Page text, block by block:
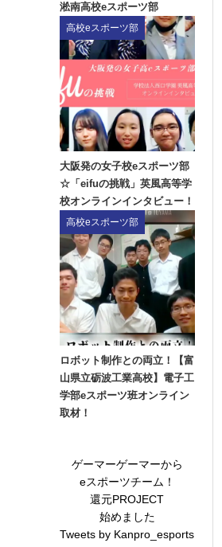
淞南高校eスポーツ部
高校eスポーツ部
大阪発の女子校eスポーツ部
☆「eifuの挑戦」英風高等学
校オンラインインタビュー！
高校eスポーツ部
ロボット制作との両立！【富
山県立砺波工業高校】電子工
学部eスポーツ班オンライン
取材！
ゲーマーゲーマーから
eスポーツチーム！
還元PROJECT
始めました
Tweets by Kanpro_esports